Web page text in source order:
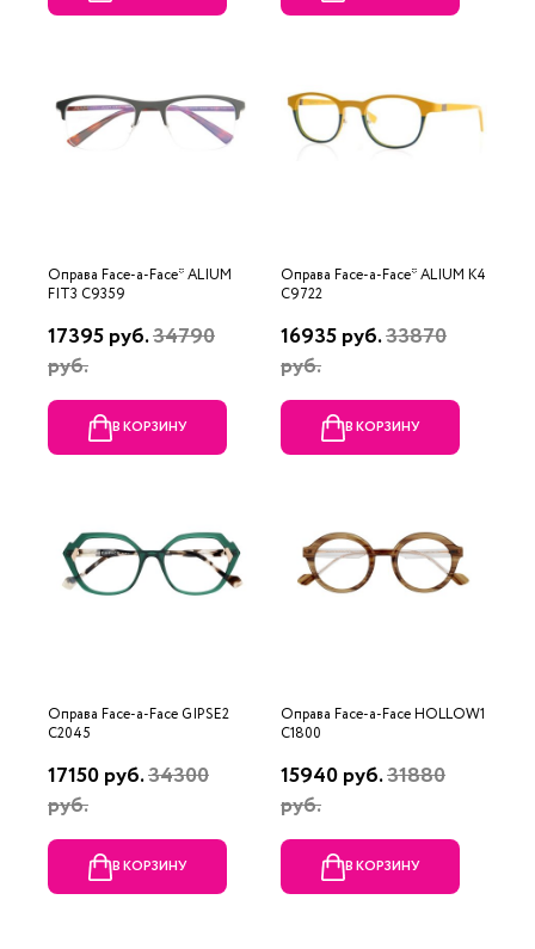
Оправа Face-a-Face* ALIUM
FIT3 C9359
17395 руб.34790
руб.
В КОРЗИНУ
Оправа Face-a-Face* ALIUM K4
C9722
16935 руб.33870
руб.
В КОРЗИНУ
Оправа Face-a-Face GIPSE2
C2045
17150 руб.34300
руб.
В КОРЗИНУ
Оправа Face-a-Face HOLLOW1
C1800
15940 руб.31880
руб.
В КОРЗИНУ